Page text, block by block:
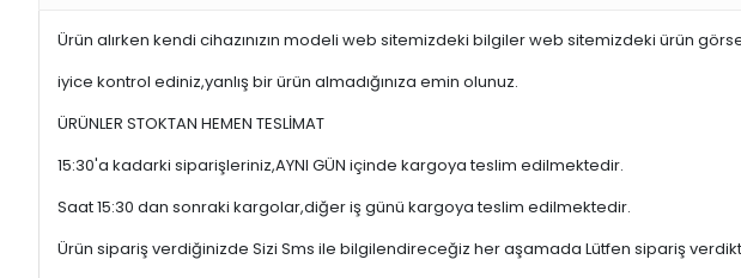
Ürün alırken kendi cihazınızın modeli web sitemizdeki bilgiler web sitemizdeki ürün
iyice kontrol ediniz,yanlış bir ürün almadığınıza emin olunuz.
ÜRÜNLER STOKTAN HEMEN TESLİMAT
15:30'a kadarki siparişleriniz,AYNI GÜN içinde kargoya teslim edilmektedir.
Saat 15:30 dan sonraki kargolar,diğer iş günü kargoya teslim edilmektedir.
Ürün sipariş verdiğinizde Sizi Sms ile bilgilendireceğiz her aşamada Lütfen sipariş